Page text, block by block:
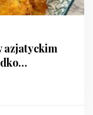
azjatyckim